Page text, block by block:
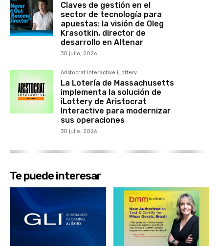
Claves de gestión en el
sector de tecnología para
apuestas: la visión de Oleg
Krasotkin, director de
desarrollo en Altenar
30 julio, 2026
Aristocrat Interactive iLottery
La Lotería de Massachusetts
implementa la solución de
iLottery de Aristocrat
Interactive para modernizar
sus operaciones
30 julio, 2026
Te puede interesar